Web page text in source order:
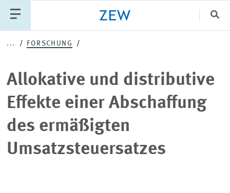
PUBLIKATIONEN PROJEKTE TEAM
Allokative
distributive
Effekte
einer
Abschaffung
... FORSCHUNG
Allokative und distributive
Effekte einer Abschaffung
des ermäßigten
Umsatzsteuersatzes